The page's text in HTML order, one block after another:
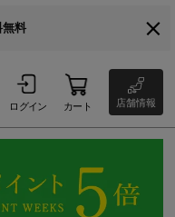
無料
ログイン カート 店舗情報